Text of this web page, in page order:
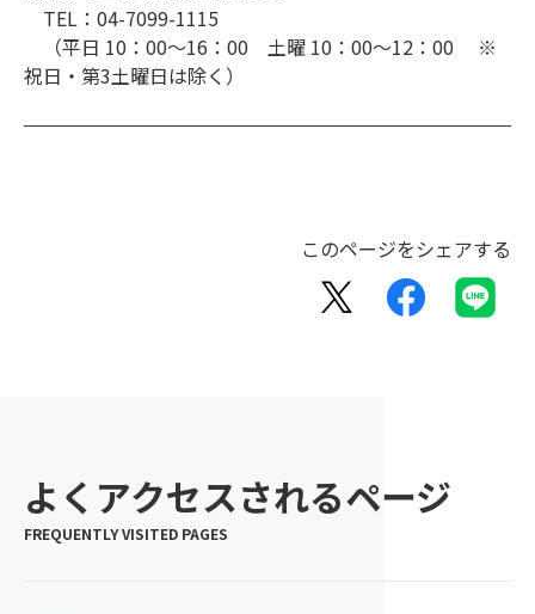
TEL：04-7099-1115
（平日 10：00～16：00 土曜 10：00～12：00 ※
祝日・第3土曜日は除く）
このページをシェアする
よくアクセスされるページ